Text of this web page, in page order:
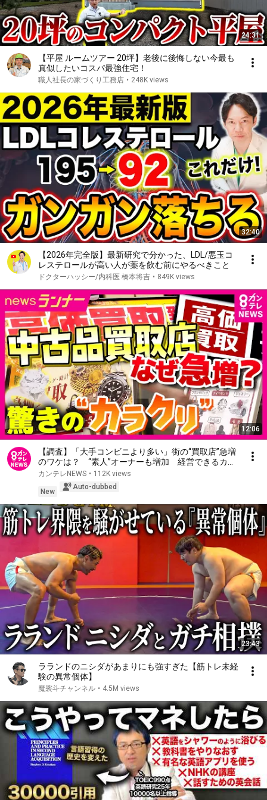
24:31
【平屋 ルームツアー 20坪】老後に後悔しない今最も
真似したいコスパ最強住宅！
職人社長の家づくり工務店 • 248K views
32:40
【2026年完全版】最新研究で分かった、LDL/悪玉コ
レステロールが高い人が薬を飲む前にやるべきこと
ドクターハッシー/内科医 橋本将吉 • 849K views
12:06
【調査】「大手コンビニより多い」街の“買取店”急増
のワケは？ “素人”オーナーも増加 経営できるカラ
クリは 「プロの目利き」は本社任せ 一方でトラブ
ルも増加｜newsランナー〈カンテレNEWS〉
カンテレNEWS • 112K views
New
Auto-dubbed
23:43
ラランドのニシダがあまりにも強すぎた【筋トレ未経
験の異常個体】
魔裟斗チャンネル • 4.5M views